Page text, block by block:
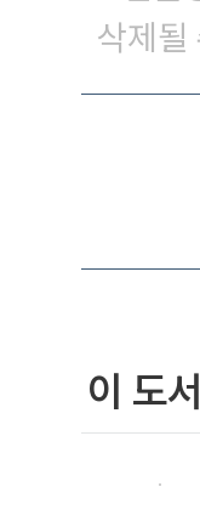
삭제될
이 도